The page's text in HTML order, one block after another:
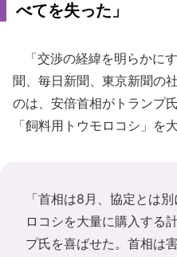
べてを失った」
「交渉の経緯を明らかに
聞、毎日新聞、東京新聞の
のは、安倍首相がトランプ
「飼料用トウモロコシ」を
「首相は8月、協定とは
ロコシを大量に購入する
プ氏を喜ばせた。首相は